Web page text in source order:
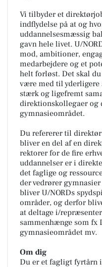
Vi tilbyder et
indflydelse på at og
uddannelsesmæssig
gavn hele livet. U/
mod, ambitioner,
medarbejdere og et
helt forløst. Det skal
være med til yderligere
stærk og ligefremt
direktionskollegaer og
gymnasieområdet.
Du refererer til
bliver en del af en
rektorer for de fire
uddannelser er i
det faglige og
der vedrører
bliver U/NORDs
områder, og derfor
at deltage i/
sammenhænge som fx
gymnasieområdet mv.
Om dig
Du er et fagligt fyrtårn